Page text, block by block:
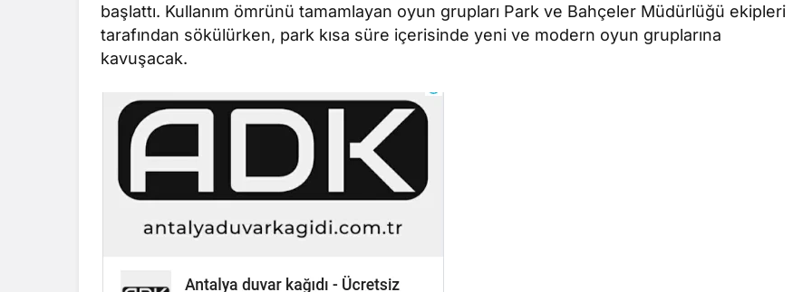
başlattı. Kullanım ömrünü tamamlayan oyun grupları Park ve Bahçeler Müdürlüğü ekipleri
tarafından sökülürken, park kısa süre içerisinde yeni ve modern oyun gruplarına
kavuşacak.